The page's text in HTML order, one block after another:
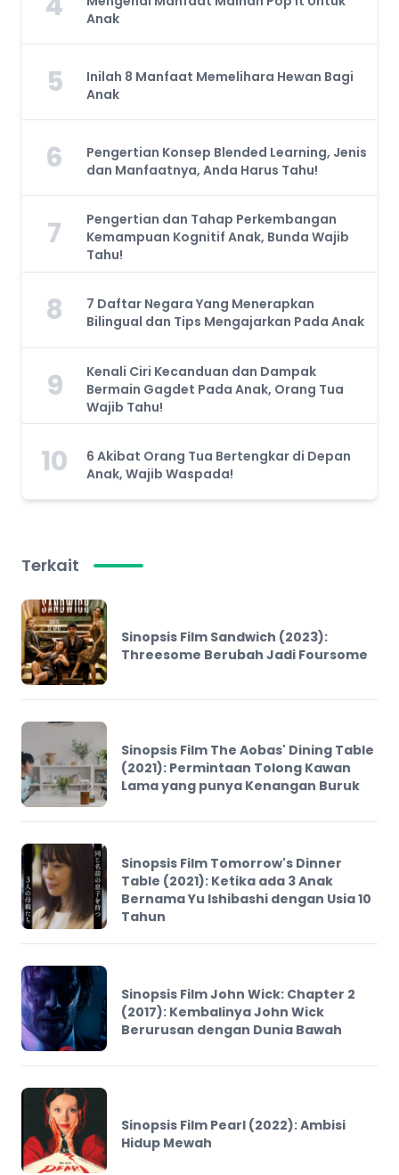
Anak
5
Inilah 8 Manfaat Memelihara Hewan Bagi
Anak
6
Pengertian Konsep Blended Learning, Jenis
dan Manfaatnya, Anda Harus Tahu!
7
Pengertian dan Tahap Perkembangan
Kemampuan Kognitif Anak, Bunda Wajib
Tahu!
8
7 Daftar Negara Yang Menerapkan
Bilingual dan Tips Mengajarkan Pada Anak
9
Kenali Ciri Kecanduan dan Dampak
Bermain Gagdet Pada Anak, Orang Tua
Wajib Tahu!
10
6 Akibat Orang Tua Bertengkar di Depan
Anak, Wajib Waspada!
Terkait
Sinopsis Film Sandwich (2023):
Threesome Berubah Jadi Foursome
Sinopsis Film The Aobas' Dining Table
(2021): Permintaan Tolong Kawan
Lama yang punya Kenangan Buruk
Sinopsis Film Tomorrow's Dinner
Table (2021): Ketika ada 3 Anak
Bernama Yu Ishibashi dengan Usia 10
Tahun
Sinopsis Film John Wick: Chapter 2
(2017): Kembalinya John Wick
Berurusan dengan Dunia Bawah
Sinopsis Film Pearl (2022): Ambisi
Hidup Mewah